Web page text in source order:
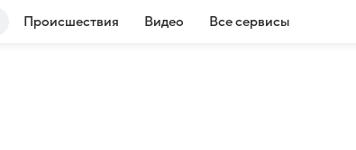
Происшествия Видео Все сервисы